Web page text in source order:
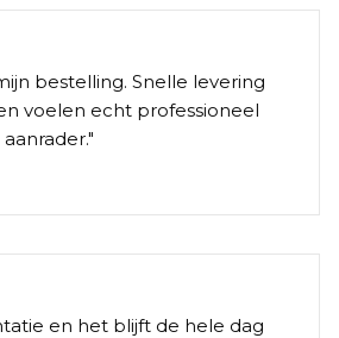
bestelling. Snelle levering
voelen echt professioneel
"
en het blijft de hele dag